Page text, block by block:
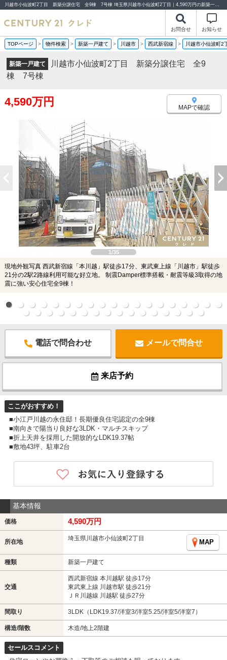
川越市小仙波町2丁目 新築分譲住宅 全9棟 7号棟 埼玉県川越市小仙波町2丁目｜4,590万円の新築一戸建て｜分譲住宅や新築物件｜センチュリー21クレド
お問合せ お知らせ
TOPページ > 物件検索 > 新築一戸建て > 川越市 > 西武新宿線 > 川越市小仙波
新築一戸建て
川越市小仙波町2丁目 新築分譲住宅 全9
棟 7号棟
4,590万円 MAPで確認
1/35
現地外観写真 西武新宿線「本川越」駅徒歩17分、東武東上線「川越市」駅徒歩
21分の2駅2路線利用可能な好立地。 制震Damper標準搭載・耐震等級3取得の地
震に強い安心住宅全9棟！
電話で問合わせ メールで問合せ
来店予約
ここがおすすめ！
■小江戸川越の永住邸！長期優良住宅認定の全9棟
■南向きで陽当り良好な3LDK・マルチスキップ
■折上天井を採用した開放的なLDK19.37帖
■敷地43坪、駐車2台
基本情報
価格 4,590万円
所在地 埼玉県川越市小仙波町2丁目
MAP
種類 新築一戸建て
交通
西武新宿線 本川越駅 徒歩17分
東武東上線 川越市駅 徒歩21分
ＪＲ川越線 川越駅 徒歩27分
間取り 3LDK（LDK19.37/洋室3/洋室5.25/洋室5/洋室7）
構造/階数 木造/地上2階建
セールスコメント